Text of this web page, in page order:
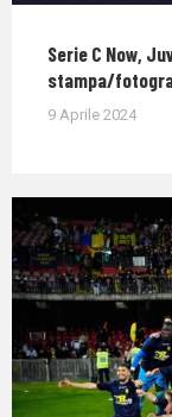
Serie C Now,
stampa/
9 Aprile 2024